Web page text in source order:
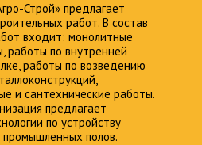
Строй» предлагает
работ. В состав
входит: монолитные
работы по внутренней
работы по возведению
и сантехнические работы.
предлагает
по устройству
полов.